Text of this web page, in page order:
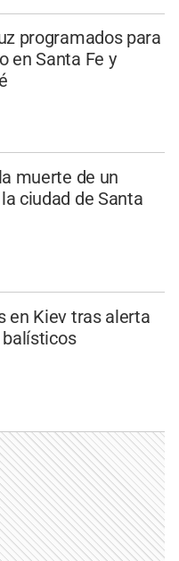
programados para
en Santa Fe y
muerte de un
ciudad de Santa
en Kiev tras alerta